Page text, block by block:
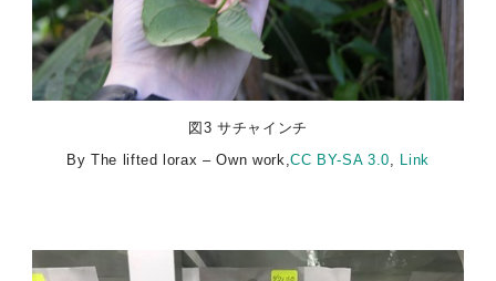
図3 サチャインチ
By The lifted lorax – Own work,CC BY-SA 3.0 Link